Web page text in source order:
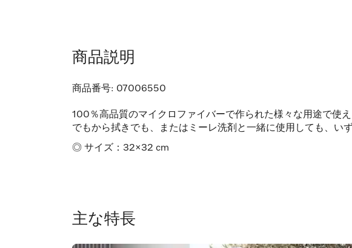
商品説明
商品番号: 07006550
100％高品質のマイクロファイバーで作られた様々な用途で使
でもから拭きでも、またはミーレ洗剤と一緒に使用しても、い
◎ サイズ：32×32 cm
主な特長